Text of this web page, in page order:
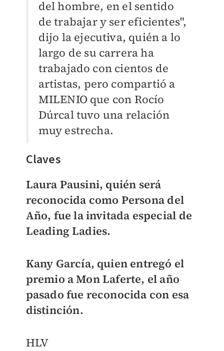
del hombre, en el sentido
de trabajar y ser eficientes",
dijo la ejecutiva, quién a lo
largo de su carrera ha
trabajado con cientos de
artistas, pero compartió a
MILENIO que con Rocío
Dúrcal tuvo una relación
muy estrecha.
Claves
Laura Pausini, quién será
reconocida como Persona del
Año, fue la invitada especial de
Leading Ladies.
Kany García, quien entregó el
premio a Mon Laferte, el año
pasado fue reconocida con esa
distinción.
HLV